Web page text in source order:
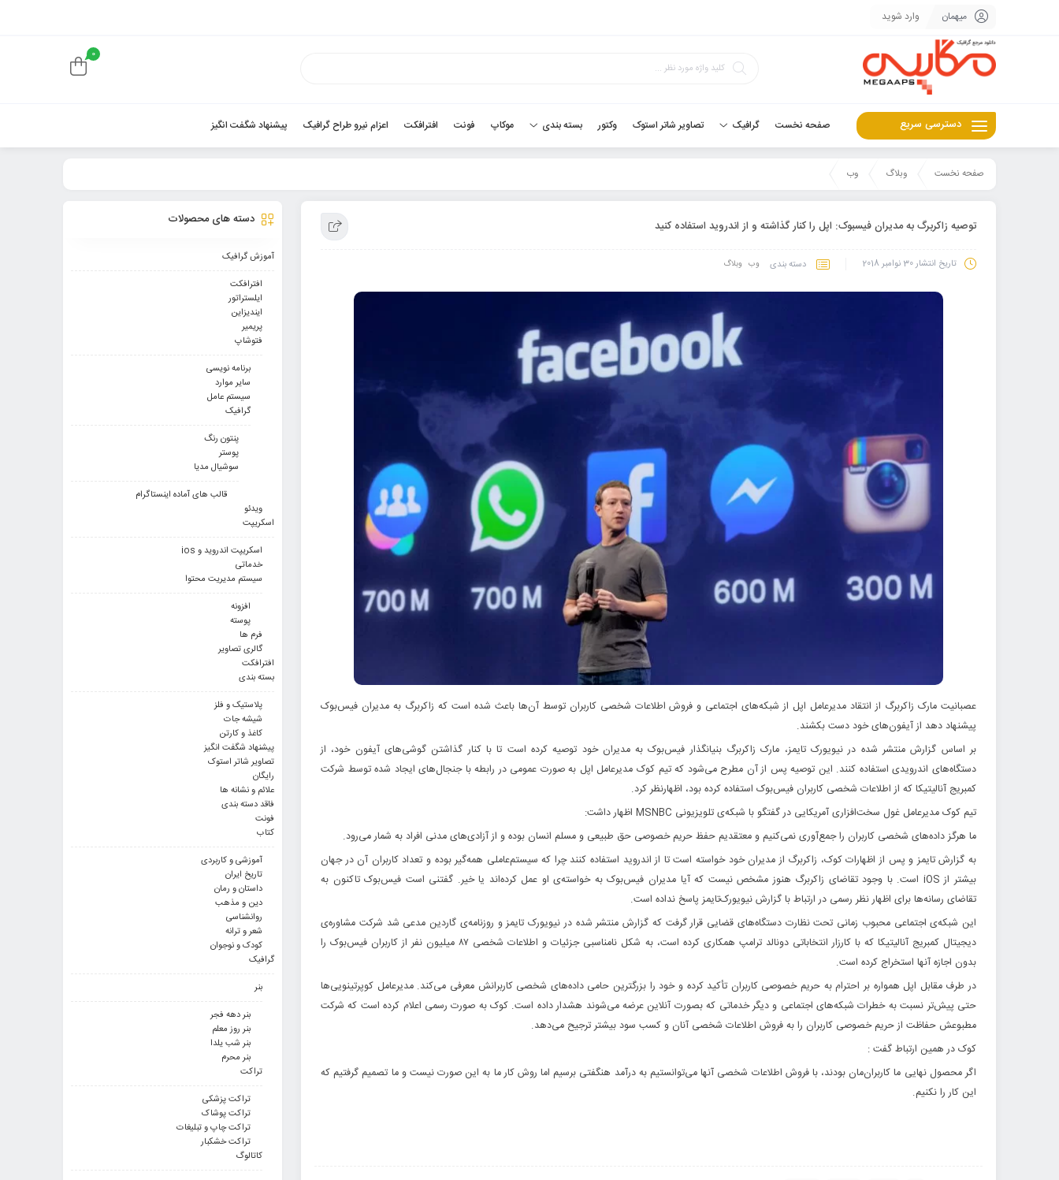
میهمان وارد شوید
0
دسترسی سریع صفحه نخست گرافیک تصاویر شاتر استوک وکتور بسته بندی موکاپ فونت افترافکت اعزام نیرو طراح گرافیک پیشنهاد شگفت انگیز
صفحه نخست وبلاگ وب
توصیه زاکربرگ به مدیران فیسبوک: اپل را کنار گذاشته و از اندروید استفاده کنید
تاریخ انتشار30 نوامبر 2018 دسته بندی وب وبلاگ
عصبانیت مارک زاکربرگ از انتقاد مدیرعامل اپل از شبکه‌های اجتماعی و فروش اطلاعات شخصی کاربران توسط آن‌ها باعث شده است که زاکربرگ به مدیران فیس‌بوک
پیشنهاد دهد از آیفون‌های خود دست بکشند.
بر اساس گزارش منتشر شده در نیویورک تایمز، مارک زاکربرگ بنیانگذار فیس‌بوک به مدیران خود توصیه کرده است تا با کنار گذاشتن گوشی­‌های آیفون خود، از
دستگاه‌های اندرویدی استفاده کنند. این توصیه پس از آن مطرح می­‌شود که تیم کوک مدیرعامل اپل به صورت عمومی در رابطه با جنجال‌­های ایجاد شده توسط شرکت
کمبریج آنالیتیکا که از اطلاعات شخصی کاربران فیس‌بوک استفاده کرده بود، اظهارنظر کرد.
تیم کوک مدیرعامل غول سخت‌افزاری آمریکایی در گفتگو با شبکه‌ی تلویزیونی MSNBC اظهار داشت:
ما هرگز داده­‌های شخصی کاربران را جمع‌آوری نمی­‌کنیم و معتقدیم حفظ حریم خصوصی حق طبیعی و مسلم انسان بوده و از آزادی‌های مدنی افراد به شمار می­‌رود.
به گزارش تایمز و پس از اظهارات کوک، زاکربرگ از مدیران خود خواسته است تا از اندروید استفاده کنند چرا که سیستم‌عاملی همه­‌گیر بوده و تعداد کاربران آن در جهان
بیشتر از iOS است. با وجود تقاضای زاکربرگ هنوز مشخص نیست که آیا مدیران فیس‌بوک به خواسته‌ی او عمل کرده­‌اند یا خیر. گفتنی است فیس‌بوک تاکنون به
تقاضای رسانه­‌ها برای اظهار نظر رسمی در ارتباط با گزارش نیویورک‌تایمز پاسخ نداده است.
این شبکه‌ی اجتماعی محبوب زمانی تحت نظارت دستگاه‌­های قضایی قرار گرفت که گزارش منتشر شده در نیویورک‌ تایمز و روزنامه‌ی گاردین مدعی شد شرکت مشاوره‌ی
دیجیتال کمبریج آنالیتیکا که با کارزار انتخاباتی دونالد ترامپ همکاری کرده است، به شکل نا­مناسبی جزئیات و اطلاعات شخصی ۸۷ میلیون نفر از کاربران فیس‌بوک را
بدون اجازه آنها استخراج کرده است.
در طرف مقابل اپل همواره بر احترام به حریم خصوصی کاربران تأکید کرده و خود را بزرگترین حامی داده‌های شخصی کاربران­ش معرفی می­‌کند. مدیرعامل کوپرتینویی­‌ها
حتی پیش‌­تر نسبت به خطرات شبکه­‌های اجتماعی و دیگر خدماتی که بصورت آنلاین عرضه می­‌شوند هشدار داده است. کوک به صورت رسمی اعلام کرده است که شرکت
مطبوع­ش حفاظت از حریم خصوصی کاربران را به فروش اطلاعات شخصی آنان و کسب سود بیشتر ترجیح می­‌دهد.
کوک در همین ارتباط گفت :
اگر محصول نهایی ما کاربران­‌مان بودند، با فروش اطلاعات شخصی آنها می­‌توانستیم به درآمد هنگفتی برسیم اما روش کار ما به این صورت نیست و ما تصمیم گرفتیم که
این کار را نکنیم.
دسته های محصولات
آموزش گرافیک
افترافکت
ایلستراتور
ایندیزاین
پریمیر
فتوشاپ
برنامه نویسی
سایر موارد
سیستم عامل
گرافیک
پنتون رنگ
پوستر
سوشیال مدیا
قالب های آماده اینستاگرام
ویدئو
اسکریپت
اسکریپت اندروید و ios
خدماتی
سیستم مدیریت محتوا
افزونه
پوسته
فرم ها
گالری تصاویر
افترافکت
بسته بندی
پلاستیک و فلز
شیشه جات
کاغذ و کارتن
پیشنهاد شگفت انگیز
تصاویر شاتر استوک
رایگان
علائم و نشانه ها
فاقد دسته بندی
فونت
کتاب
آموزشی و کاربردی
تاریخ ایران
داستان و رمان
دین و مذهب
روانشناسی
شعر و ترانه
کودک و نوجوان
گرافیک
بنر
بنر دهه فجر
بنر روز معلم
بنر شب یلدا
بنر محرم
تراکت
تراکت پزشکی
تراکت پوشاک
تراکت چاپ و تبلیغات
تراکت خشکبار
کاتالوگ